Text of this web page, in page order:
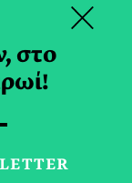
στο
×